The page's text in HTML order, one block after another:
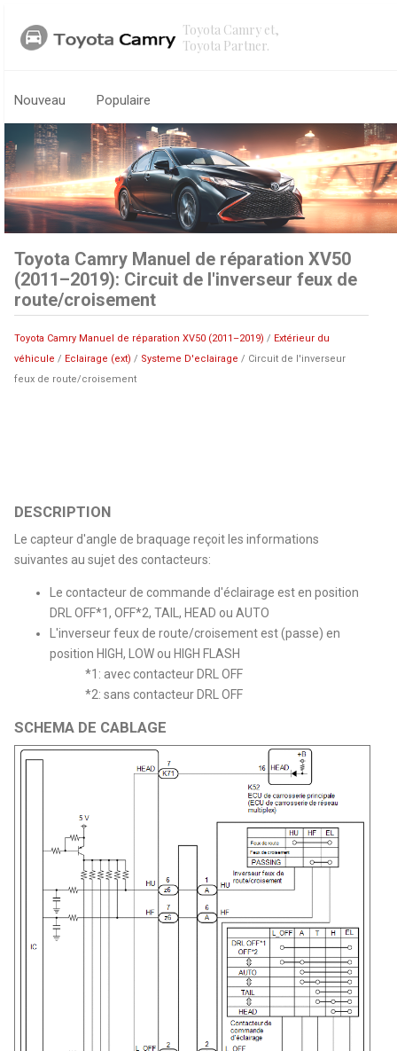
Toyota Camry et,
Toyota Partner.
Nouveau Populaire
Toyota Camry Manuel de réparation XV50
(2011–2019): Circuit de l'inverseur feux de
route/croisement
Toyota Camry Manuel de réparation XV50 (2011–2019) / Extérieur du
véhicule / Eclairage (ext) / Systeme D'eclairage / Circuit de l'inverseur
feux de route/croisement
DESCRIPTION
Le capteur d'angle de braquage reçoit les informations
suivantes au sujet des contacteurs:
Le contacteur de commande d'éclairage est en position
DRL OFF*1, OFF*2, TAIL, HEAD ou AUTO
L'inverseur feux de route/croisement est (passe) en
position HIGH, LOW ou HIGH FLASH
*1: avec contacteur DRL OFF
*2: sans contacteur DRL OFF
SCHEMA DE CABLAGE